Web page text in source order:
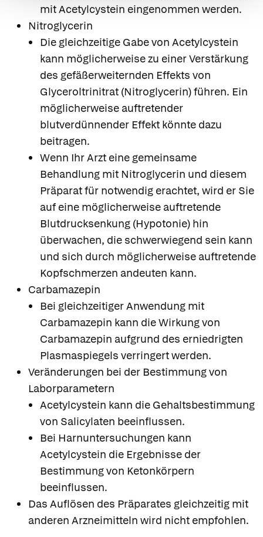
mit Acetylcystein eingenommen werden.
Nitroglycerin
Die gleichzeitige Gabe von Acetylcystein
kann möglicherweise zu einer Verstärkung
des gefäßerweiternden Effekts von
Glyceroltrinitrat (Nitroglycerin) führen. Ein
möglicherweise auftretender
blutverdünnender Effekt könnte dazu
beitragen.
Wenn Ihr Arzt eine gemeinsame
Behandlung mit Nitroglycerin und diesem
Präparat für notwendig erachtet, wird er Sie
auf eine möglicherweise auftretende
Blutdrucksenkung (Hypotonie) hin
überwachen, die schwerwiegend sein kann
und sich durch möglicherweise auftretende
Kopfschmerzen andeuten kann.
Carbamazepin
Bei gleichzeitiger Anwendung mit
Carbamazepin kann die Wirkung von
Carbamazepin aufgrund des erniedrigten
Plasmaspiegels verringert werden.
Veränderungen bei der Bestimmung von
Laborparametern
Acetylcystein kann die Gehaltsbestimmung
von Salicylaten beeinflussen.
Bei Harnuntersuchungen kann
Acetylcystein die Ergebnisse der
Bestimmung von Ketonkörpern
beeinflussen.
Das Auflösen des Präparates gleichzeitig mit
anderen Arzneimitteln wird nicht empfohlen.